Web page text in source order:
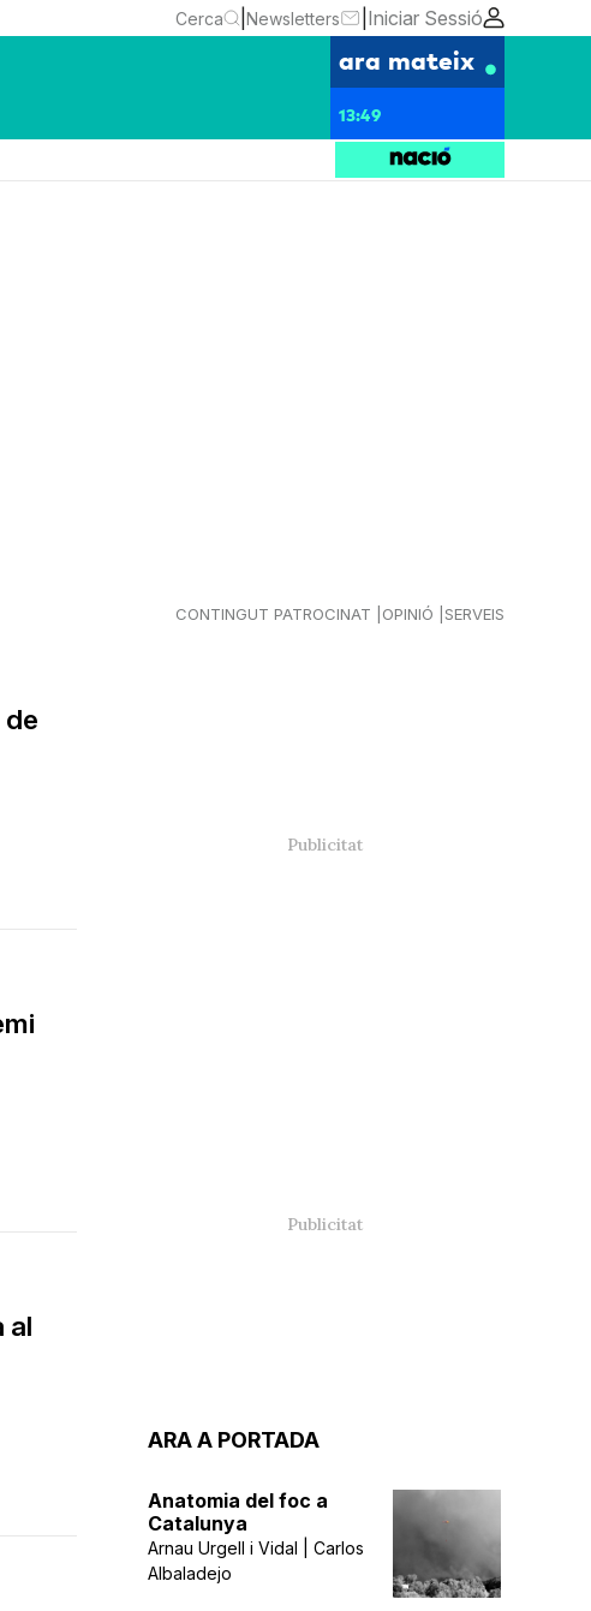
Cerca Newsletters Iniciar Sessió
ara mateix
13:49
CONTINGUT PATROCINAT OPINIÓ SERVEIS
al
ARA A PORTADA
Anatomia del foc a
Catalunya
Arnau Urgell i Vidal | Carlos
Albaladejo